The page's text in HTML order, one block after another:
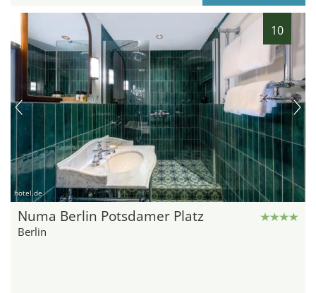
10
hotel.de
Numa Berlin Potsdamer Platz
Berlin